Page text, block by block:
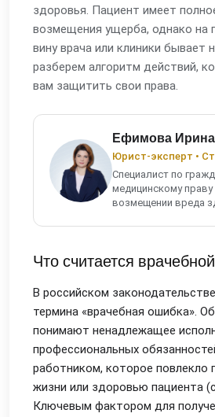
здоровья. Пациент имеет
возмещения ущерба, однако на
вину врача или клиники бывает
разберем алгоритм действий,
вам защитить свои права.
Ефимова
Юрист-эксперт •
Специалист по
медицинскому
возмещении вреда
Что считается
В российском
термина «врачебная ошибка».
понимают ненадлежащее
профессиональных
работником, которое повлекло
жизни или здоровью пациента
Ключевым фактором для